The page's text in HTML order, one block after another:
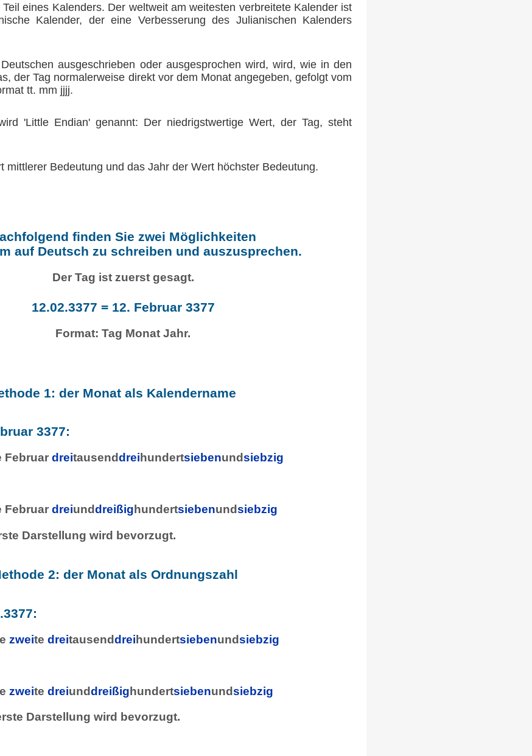
eines Kalenders. Der weltweit am weitesten verbreitete Kalender ist
Kalender, der eine Verbesserung des Julianischen Kalenders
ausgeschrieben oder ausgesprochen wird, wird, wie in den
der Tag normalerweise direkt vor dem Monat angegeben, gefolgt vom
tt. mm jjjj.
'Little Endian' genannt: Der niedrigstwertige Wert, der Tag, steht
mittlerer Bedeutung und das Jahr der Wert höchster Bedeutung.
finden Sie zwei Möglichkeiten
auf Deutsch zu schreiben und auszusprechen.
Der Tag ist zuerst gesagt.
12.02.3377 = 12. Februar 3377
Format: Tag Monat Jahr.
1: der Monat als Kalendername
3377:
Februar dreitausenddreihundertsiebenundsiebzig
Februar dreiunddreißighundertsiebenundsiebzig
Darstellung wird bevorzugt.
2: der Monat als Ordnungszahl
zweite dreitausenddreihundertsiebenundsiebzig
zweite dreiunddreißighundertsiebenundsiebzig
Darstellung wird bevorzugt.